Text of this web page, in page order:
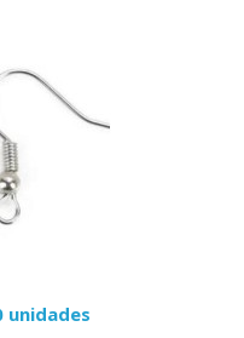
unidades